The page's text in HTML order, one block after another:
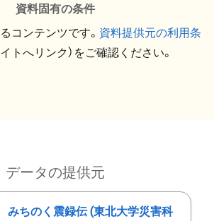
資料固有の条件
コンテンツです。 資料提供元の利用条
イトへリンク）をご確認ください。
データの提供元
みちのく震録伝 (東北大学災害科